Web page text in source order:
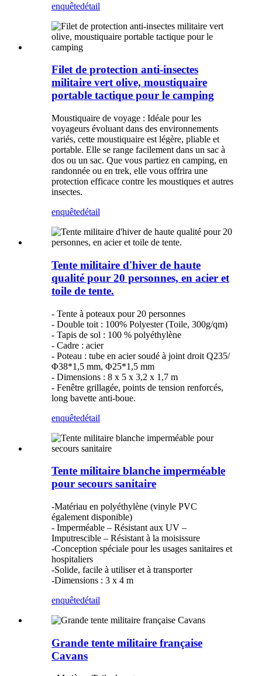
enquêtedétail
Filet de protection anti-insectes
militaire vert olive, moustiquaire
portable tactique pour le camping
Moustiquaire de voyage : Idéale pour les
voyageurs évoluant dans des environnements
variés, cette moustiquaire est légère, pliable et
portable. Elle se range facilement dans un sac à
dos ou un sac. Que vous partiez en camping, en
randonnée ou en trek, elle vous offrira une
protection efficace contre les moustiques et autres
insectes.
enquêtedétail
Tente militaire d'hiver de haute
qualité pour 20 personnes, en acier et
toile de tente.
- Tente à poteaux pour 20 personnes
- Double toit : 100% Polyester (Toile, 300g/qm)
- Tapis de sol : 100 % polyéthylène
- Cadre : acier
- Poteau : tube en acier soudé à joint droit Q235/
Φ38*1,5 mm, Φ25*1,5 mm
- Dimensions : 8 x 5 x 3,2 x 1,7 m
- Fenêtre grillagée, points de tension renforcés,
long bavette anti-boue.
enquêtedétail
Tente militaire blanche imperméable
pour secours sanitaire
-Matériau en polyéthylène (vinyle PVC
également disponible)
- Imperméable – Résistant aux UV –
Imputrescible – Résistant à la moisissure
-Conception spéciale pour les usages sanitaires et
hospitaliers
-Solide, facile à utiliser et à transporter
-Dimensions : 3 x 4 m
enquêtedétail
Grande tente militaire française
Cavans